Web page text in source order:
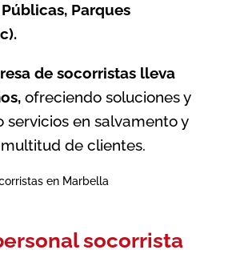
Parques
de socorristaslleva
ofreciendo soluciones y
servicios en salvamento y
de clientes.
socorrista